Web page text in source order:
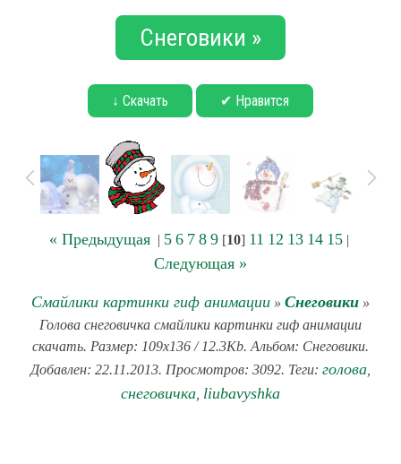
Снеговики »
↓ Скачать ✔ Нравится
« Предыдущая| 5 6 7 8 9[10] 11 12 13 14 15|
Следующая »
Смайлики картинки гиф анимации » Снеговики »
Голова снеговичка смайлики картинки гиф анимации
скачать. Размер: 109x136 / 12.3Kb. Альбом: Снеговики.
Добавлен: 22.11.2013. Просмотров: 3092. Теги: голова
снеговичка liubavyshka